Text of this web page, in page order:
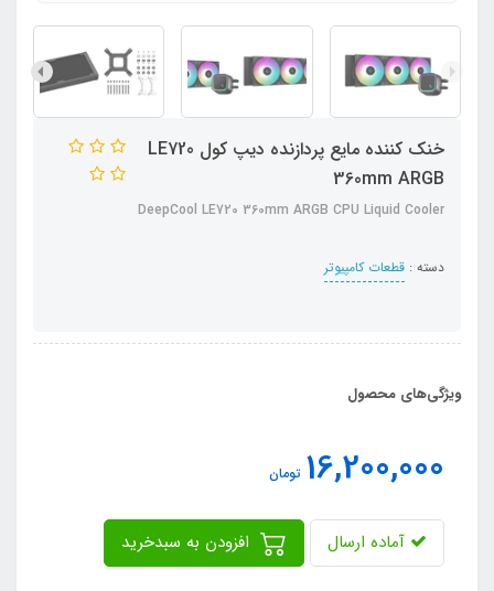
خنک کننده مایع پردازنده دیپ کول LE720
360mm ARGB
DeepCool LE720 360mm ARGB CPU Liquid Cooler
دسته : قطعات کامپیوتر
ویژگی‌های محصول
16,200,000 تومان
آماده ارسال